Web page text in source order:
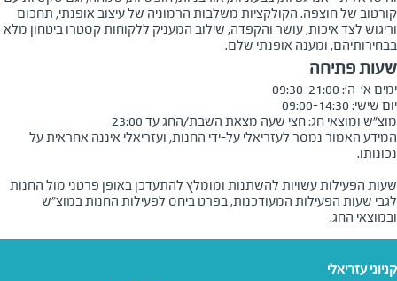
קורטוב של חוצפה. הקולקציות משלבות הרמוניה של עיצוב אופנתי, תחכום
וריגוש לצד איכות, עושר והקפדה, שילוב המעניק ללקוחות קסטרו ביטחון מלא
בבחירותיהם, ומענה אופנתי שלם.
שעות פתיחה
מוצ"ש ומוצאי חג: חצי שעה מצאת השבת/החג עד 23:00
המידע האמור נמסר לעזריאלי על-ידי החנות, ועזריאלי איננה אחראית על
שעות הפעילות עשויות להשתנות ומומלץ להתעדכן באופן פרטני מול החנות
לגבי שעות הפעילות המעודכנות, בפרט ביחס לפעילות החנות במוצ"ש
ובמוצאי החג.
קניוני עזריאלי